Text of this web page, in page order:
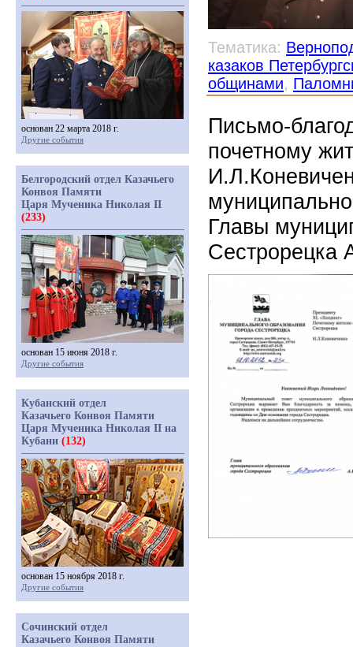
Тематика:
казаков
общинами,
Письмо-
почетному
Главы
Сестрорецка
основан 22 марта 2018 г.
Другие события
Белгородский отдел Казачьего
Конвоя Памяти
Царя Мученика Николая II
(233)
основан 15 июня 2018 г.
Другие события
Кубанский отдел
Казачьего Конвоя Памяти
Царя Мученика Николая II на
Кубани (132)
основан 15 ноября 2018 г.
Другие события
Сочинский отдел
Казачьего Конвоя Памяти